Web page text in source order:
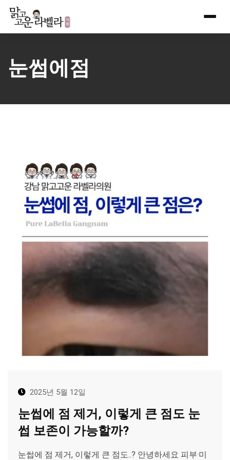
Skip
content
눈썹에점
2025년 5월 12일
눈썹에 점 제거, 이렇게 큰 점도 눈
썹 보존이 가능할까?
눈썹에 점 제거, 이렇게 큰 점도..? 안녕하세요 피부·미